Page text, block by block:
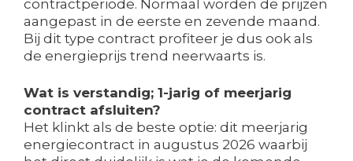
contractperiode. Normaal worden de prijzen
aangepast in de eerste en zevende maand.
Bij dit type contract profiteer je dus ook als
de energieprijs trend neerwaarts is.
Wat is verstandig; 1-jarig of meerjarig
contract afsluiten?
Het klinkt als de beste optie: dit meerjarig
energiecontract in augustus 2026 waarbij